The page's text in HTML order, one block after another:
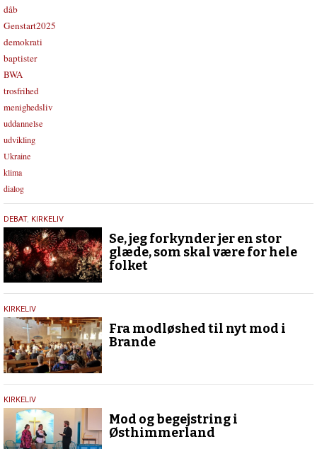
dåb
Genstart2025
demokrati
baptister
BWA
trosfrihed
menighedsliv
uddannelse
udvikling
Ukraine
klima
dialog
8.
januar
2025
DEBAT, KIRKELIV
Se, jeg forkynder jer en stor
glæde, som skal være for hele
folket
18.
marts
2024
KIRKELIV
Fra modløshed til nyt mod i
Brande
5.
februar
2024
KIRKELIV
Mod og begejstring i
Østhimmerland